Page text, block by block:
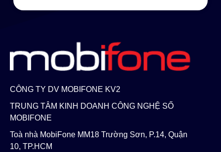
CÔNG TY DV MOBIFONE KV2
TRUNG TÂM KINH DOANH CÔNG NGHỆ SỐ
MOBIFONE
Toà nhà MobiFone MM18 Trường Sơn, P.14, Quận
10, TP.HCM